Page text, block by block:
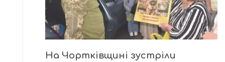
На Чортківщині зустріли